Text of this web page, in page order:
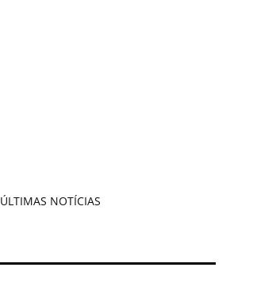
ÚLTIMAS NOTÍCIAS